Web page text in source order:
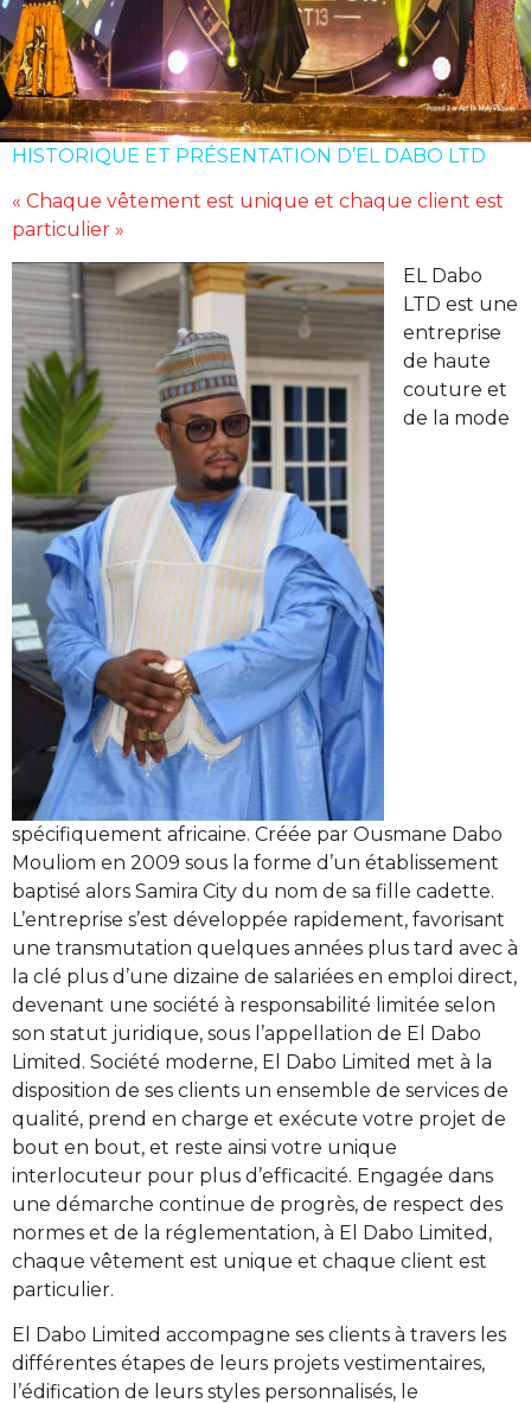
HISTORIQUE ET PRÉSENTATION D’EL DABO LTD
« Chaque vêtement est unique et chaque client est
particulier »
EL Dabo
LTD est une
entreprise
de haute
couture et
de la mode
spécifiquement africaine. Créée par Ousmane Dabo
Mouliom en 2009 sous la forme d’un établissement
baptisé alors Samira City du nom de sa fille cadette.
L’entreprise s’est développée rapidement, favorisant
une transmutation quelques années plus tard avec à
la clé plus d’une dizaine de salariées en emploi direct,
devenant une société à responsabilité limitée selon
son statut juridique, sous l’appellation de El Dabo
Limited. Société moderne, El Dabo Limited met à la
disposition de ses clients un ensemble de services de
qualité, prend en charge et exécute votre projet de
bout en bout, et reste ainsi votre unique
interlocuteur pour plus d’efficacité. Engagée dans
une démarche continue de progrès, de respect des
normes et de la réglementation, à El Dabo Limited,
chaque vêtement est unique et chaque client est
particulier.
El Dabo Limited accompagne ses clients à travers les
différentes étapes de leurs projets vestimentaires,
l’édification de leurs styles personnalisés, le